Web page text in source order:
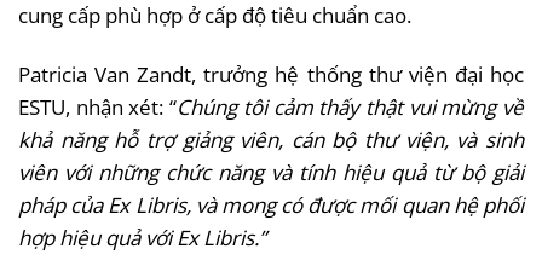
cung cấp phù hợp ở cấp độ tiêu chuẩn cao.
Patricia Van Zandt, trưởng hệ thống thư viện đại học
ESTU, nhận xét: “Chúngtôi cảm thấy thật vui mừng về
khả năng hỗ trợ giảng viên, cán bộ thư viện, và sinh
viên với những chức năng và tính hiệu quả từ bộ giải
pháp của Ex Libris, và mong có được mối quan hệ phối
hợp hiệu quả với Ex Libris.”